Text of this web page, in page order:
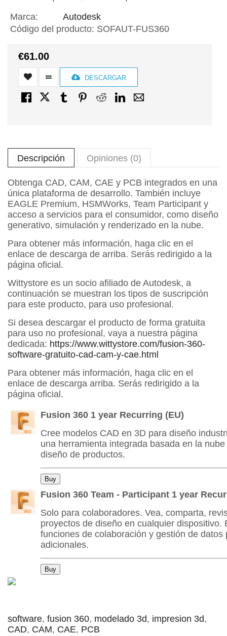
Marca:
Autodesk
Código del producto: SOFAUT-FUS360
€61.00
DESCARGAR
Descripción Opiniones (0)
Obtenga CAD, CAM, CAE y PCB integrados en una
única plataforma de desarrollo. También incluye
EAGLE Premium, HSMWorks, Team Participant y
acceso a servicios para el consumidor, como diseño
generativo, simulación y renderizado en la nube.
Para obtener más información, haga clic en el
enlace de descarga de arriba. Serás redirigido a la
página oficial.
Wittystore es un socio afiliado de Autodesk, a
continuación se muestran los tipos de suscripción
para este producto, para uso profesional.
Si desea descargar el producto de forma gratuita
para uso no profesional, vaya a nuestra página
dedicada: https://www.wittystore.com/fusion-360-
software-gratuito-cad-cam-y-cae.html
Para obtener más información, haga clic en el
enlace de descarga arriba. Serás redirigido a la
página oficial.
Fusion 360 1 year Recurring (EU)
Cree modelos CAD en 3D para diseño
una herramienta integrada basada en la
diseño de productos.
Fusion 360 Team - Participant 1 year
Solo para colaboradores. Vea, comparta,
proyectos de diseño en cualquier dispositivo.
funciones de colaboración y gestión de datos
adicionales.
software, fusion 360, modelado 3d, impresion 3d,
CAD, CAM, CAE, PCB